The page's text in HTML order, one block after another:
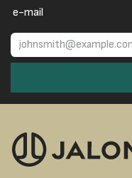
e-mail